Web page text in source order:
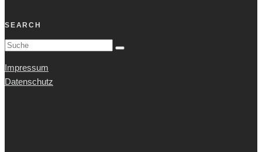
SEARCH
Impressum
Datenschutz